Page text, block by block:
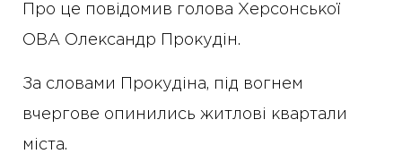
Про це повідомив голова Херсонської
ОВА Олександр Прокудін.
За словами Прокудіна, під вогнем
вчергове опинились житлові квартали
міста.